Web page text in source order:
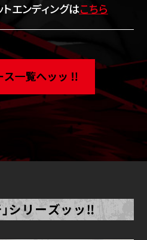
エンディングはこちら